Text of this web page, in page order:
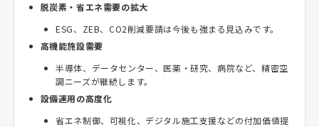
脱炭素・省エネ需要の拡大
ESG、ZEB、CO2削減要請は今後も強まる見込みです。
高機能施設需要
半導体、データセンター、医薬・研究、病院など、精密空
調ニーズが継続します。
設備運用の高度化
省エネ制御、可視化、デジタル施工支援などの付加価値提